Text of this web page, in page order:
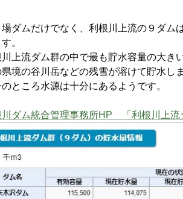
ダムだけでなく、利根川上流の９ダム
。
上流ダム群の中で最も貯水容量の大き
境の谷川岳などの残雪が溶けて貯水し
ところ水源は十分にあるようです。
川ダム統合管理事務所HP 「利根川上流